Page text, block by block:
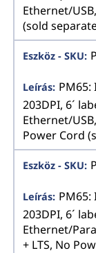
Ethernet/
(sold
PM65:
203DPI, 6´
Ethernet/
Power Cord
PM65:
203DPI, 6´
Ethernet/
+ LTS, No